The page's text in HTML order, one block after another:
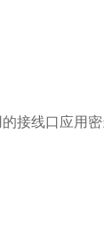
接线口应用